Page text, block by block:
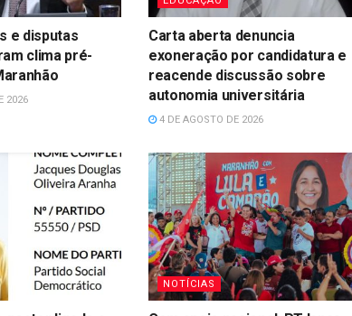
e disputas
clima pré-
2026
Carta aberta denuncia
exoneração por candidatura e
reacende discussão sobre
autonomia universitária
4 DE AGOSTO DE 2026
NOTÍCIAS